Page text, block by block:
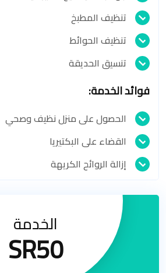
تنظيف المطبخ
تنظيف الحوائط
تنسيق الحديقة
فوائد الخدمة:
الحصول على منزل نظيف وصحي
القضاء على البكتيريا
إزالة الروائح الكريهة
الخدمة
SR50